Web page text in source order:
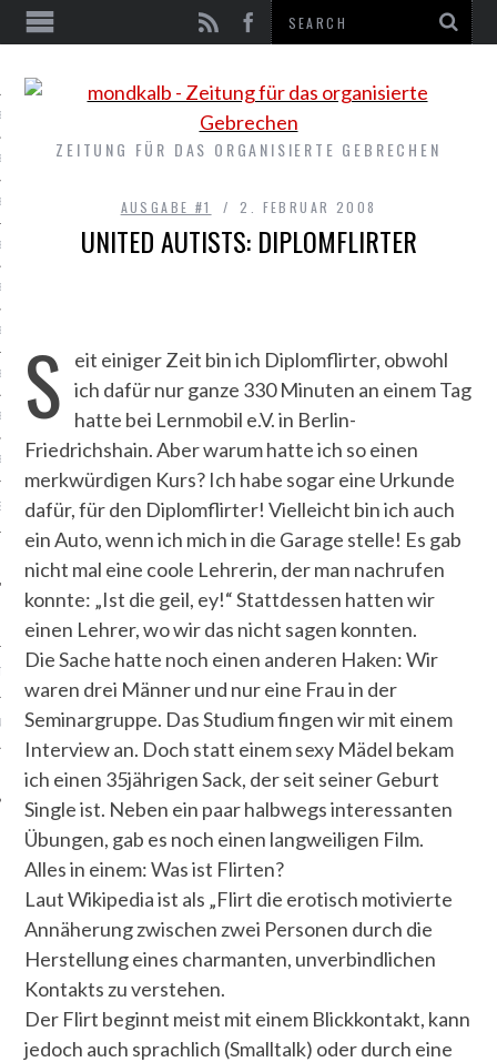
#9
#8
#7
#6
#5
#4
#3
#2
#1
ZEITUNG FÜR DAS ORGANISIERTE GEBRECHEN
AUSGABE #1 2. FEBRUAR 2008
UNITED AUTISTS: DIPLOMFLIRTER
S
eit einiger Zeit bin ich Diplomflirter, obwohl
ich dafür nur ganze 330 Minuten an einem Tag
hatte bei Lernmobil e.V. in Berlin-
Friedrichshain. Aber warum hatte ich so einen
merkwürdigen Kurs? Ich habe sogar eine Urkunde
dafür, für den Diplomflirter! Vielleicht bin ich auch
ein Auto, wenn ich mich in die Garage stelle! Es gab
nicht mal eine coole Lehrerin, der man nachrufen
konnte: „Ist die geil, ey!“ Stattdessen hatten wir
einen Lehrer, wo wir das nicht sagen konnten.
Die Sache hatte noch einen anderen Haken: Wir
waren drei Männer und nur eine Frau in der
Seminargruppe. Das Studium fingen wir mit einem
Interview an. Doch statt einem sexy Mädel bekam
ich einen 35jährigen Sack, der seit seiner Geburt
Single ist. Neben ein paar halbwegs interessanten
Übungen, gab es noch einen langweiligen Film.
Alles in einem: Was ist Flirten?
Laut Wikipedia ist als „Flirt die erotisch motivierte
Annäherung zwischen zwei Personen durch die
Herstellung eines charmanten, unverbindlichen
Kontakts zu verstehen.
Der Flirt beginnt meist mit einem Blickkontakt, kann
jedoch auch sprachlich (Smalltalk) oder durch eine